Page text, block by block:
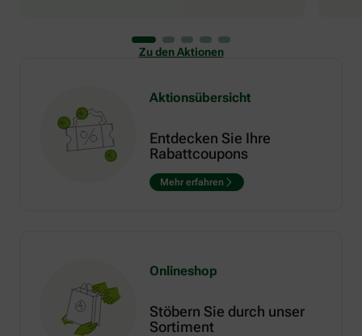
Zu den Aktionen
Aktionsübersicht
Entdecken Sie Ihre
Rabattcoupons
Mehr erfahren
Onlineshop
Stöbern Sie durch unser
Sortiment